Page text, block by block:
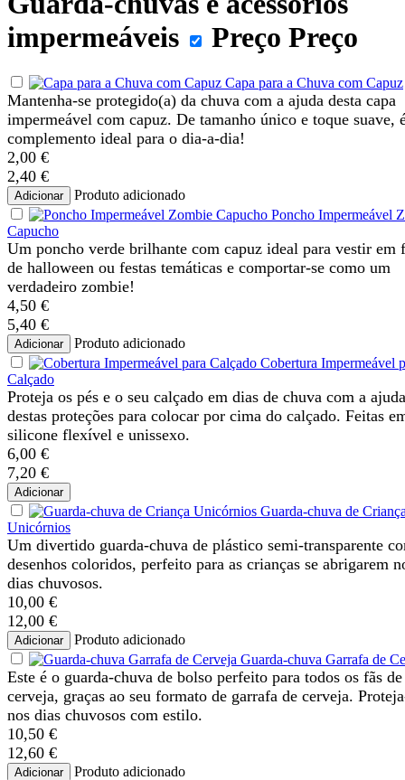
impermeáveis
Preço Preço
Capa para a Chuva com Capuz
Mantenha-se protegido(a) da chuva com a ajuda desta capa
impermeável com capuz. De tamanho único e toque suave,
complemento ideal para o dia-a-dia!
2,00 €
2,40 €
Adicionar
Produto adicionado
Poncho Impermeável
Capucho
Um poncho verde brilhante com capuz ideal para vestir em
de halloween ou festas temáticas e comportar-se como um
verdadeiro zombie!
4,50 €
5,40 €
Adicionar
Produto adicionado
Cobertura Impermeável
Calçado
Proteja os pés e o seu calçado em dias de chuva com a ajuda
destas proteções para colocar por cima do calçado. Feitas
silicone flexível e unissexo.
6,00 €
7,20 €
Adicionar
Guarda-chuva de
Unicórnios
Um divertido guarda-chuva de plástico semi-transparente
desenhos coloridos, perfeito para as crianças se abrigarem
dias chuvosos.
10,00 €
12,00 €
Adicionar
Produto adicionado
Guarda-chuva Garrafa de
Este é o guarda-chuva de bolso perfeito para todos os fãs de
cerveja, graças ao seu formato de garrafa de cerveja.
nos dias chuvosos com estilo.
10,50 €
12,60 €
Adicionar
Produto adicionado